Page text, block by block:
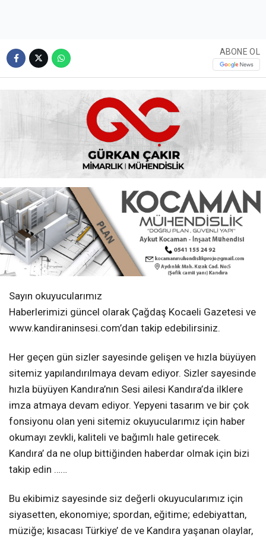
ABONE OL
Sayın okuyucularımız
Haberlerimizi güncel olarak Çağdaş Kocaeli Gazetesi ve
www.kandiraninsesi.com’dan takip edebilirsiniz.
Her geçen gün sizler sayesinde gelişen ve hızla büyüyen
sitemiz yapılandırılmaya devam ediyor. Sizler sayesinde
hızla büyüyen Kandıra’nın Sesi ailesi Kandıra’da ilklere
imza atmaya devam ediyor. Yepyeni tasarım ve bir çok
fonsiyonu olan yeni sitemiz okuyucularımız için haber
okumayı zevkli, kaliteli ve bağımlı hale getirecek.
Kandıra’ da ne olup bittiğinden haberdar olmak için bizi
takip edin ……
Bu ekibimiz sayesinde siz değerli okuyucularımız için
siyasetten, ekonomiye; spordan, eğitime; edebiyattan,
müziğe; kısacası Türkiye’ de ve Kandıra yaşanan olaylar,